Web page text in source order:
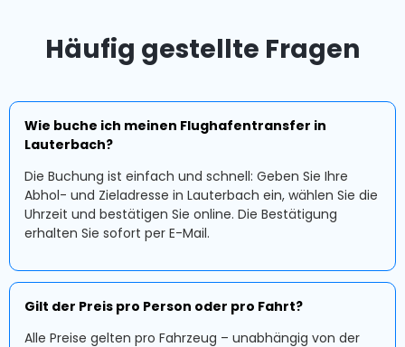
Häufig gestellte Fragen
Wie buche ich meinen Flughafentransfer in
Lauterbach?
Die Buchung ist einfach und schnell: Geben Sie Ihre
Abhol- und Zieladresse in Lauterbach ein, wählen Sie die
Uhrzeit und bestätigen Sie online. Die Bestätigung
erhalten Sie sofort per E-Mail.
Gilt der Preis pro Person oder pro Fahrt?
Alle Preise gelten pro Fahrzeug – unabhängig von der